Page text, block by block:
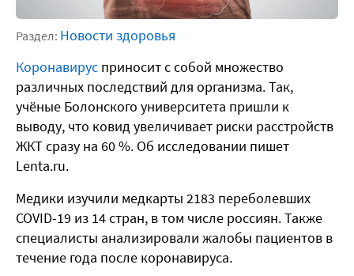
Раздел: Новости здоровья
Коронавирус приносит с собой множество
различных последствий для организма. Так,
учёные Болонского университета пришли к
выводу, что ковид увеличивает риски расстройств
ЖКТ сразу на 60 %. Об исследовании пишет
Lenta.ru.
Медики изучили медкарты 2183 переболевших
COVID-19 из 14 стран, в том числе россиян. Также
специалисты анализировали жалобы пациентов в
течение года после коронавируса.